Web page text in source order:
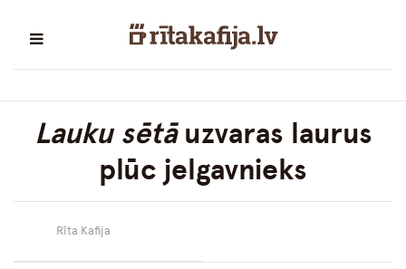
Lauku sētāuzvaras laurus
plūc jelgavnieks
Rīta Kafija